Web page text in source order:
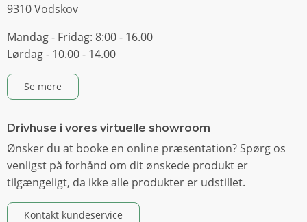
9310 Vodskov
Mandag - Fridag: 8:00 - 16.00
Lørdag - 10.00 - 14.00
Se mere
Drivhuse i vores virtuelle showroom
Ønsker du at booke en online præsentation? Spørg os
venligst på forhånd om dit ønskede produkt er
tilgængeligt, da ikke alle produkter er udstillet.
Kontakt kundeservice